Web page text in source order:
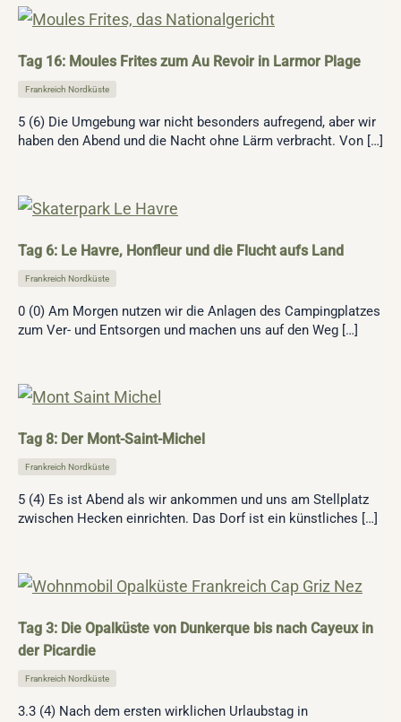
Tag 16: Moules Frites zum Au Revoir in Larmor Plage
Frankreich Nordküste
5 (6) Die Umgebung war nicht besonders aufregend, aber wir
haben den Abend und die Nacht ohne Lärm verbracht. Von […]
Tag 6: Le Havre, Honfleur und die Flucht aufs Land
Frankreich Nordküste
0 (0) Am Morgen nutzen wir die Anlagen des Campingplatzes
zum Ver- und Entsorgen und machen uns auf den Weg […]
Tag 8: Der Mont-Saint-Michel
Frankreich Nordküste
5 (4) Es ist Abend als wir ankommen und uns am Stellplatz
zwischen Hecken einrichten. Das Dorf ist ein künstliches […]
Tag 3: Die Opalküste von Dunkerque bis nach Cayeux in
der Picardie
Frankreich Nordküste
3.3 (4) Nach dem ersten wirklichen Urlaubstag in